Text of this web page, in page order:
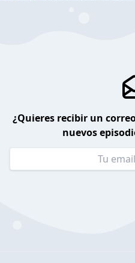
¿Quieres recibir un
nuevos